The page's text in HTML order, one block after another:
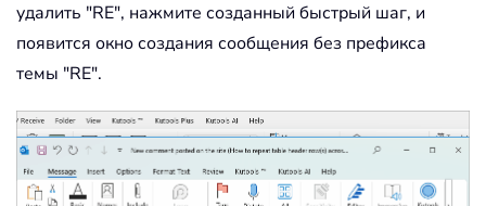
удалить "RE", нажмите созданный быстрый шаг, и
появится окно создания сообщения без префикса
темы "RE".